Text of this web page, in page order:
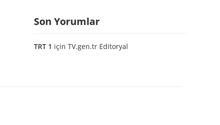
Son Yorumlar
TRT 1 için TV.gen.tr Editoryal